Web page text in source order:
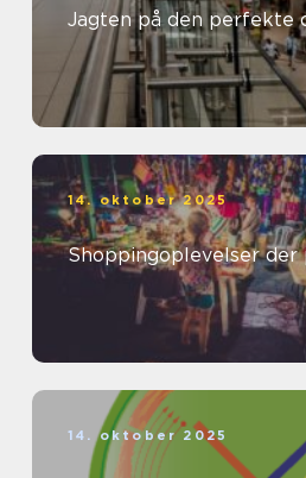
Jagten på den perfekte
14. oktober 2025
Shoppingoplevelser der
14. oktober 2025